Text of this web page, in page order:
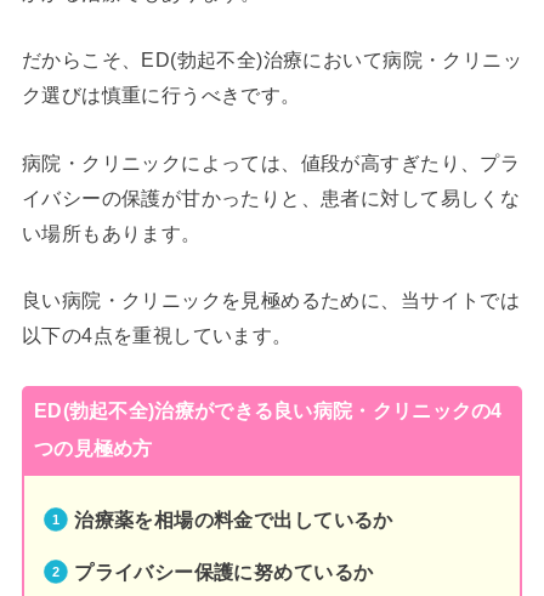
だからこそ、ED(勃起不全)治療において病院・クリニッ
ク選びは慎重に行うべきです。
病院・クリニックによっては、値段が高すぎたり、プラ
イバシーの保護が甘かったりと、患者に対して易しくな
い場所もあります。
良い病院・クリニックを見極めるために、当サイトでは
以下の4点を重視しています。
ED(勃起不全)治療ができる良い病院・クリニックの4
つの見極め方
治療薬を相場の料金で出しているか
プライバシー保護に努めているか